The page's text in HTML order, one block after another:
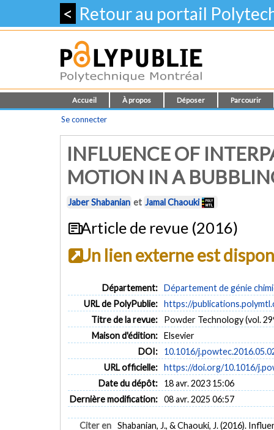
< Retour au portail
Accueil À propos Déposer Parcourir
Se connecter
INFLUENCE OF
MOTION IN A
Jaber Shabanian et Jamal Chaouki
Article de revue (2016)
Un lien externe est
Département: Département de génie
URL de PolyPublie: https://
Titre de la revue:
Powder Technology (vol.
Maison d'édition: Elsevier
DOI:
10.1016/
URL officielle: https://doi.org/10.1016/
Date du dépôt:
18 avr. 2023 15:06
Dernière modification: 08 avr. 2025 06:57
Citer en Shabanian, J., & Chaouki, J. (2016).